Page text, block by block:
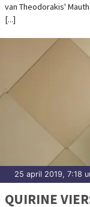
van Theodorakis'
[...]
25 april 2019, 7:18
QUIRINE